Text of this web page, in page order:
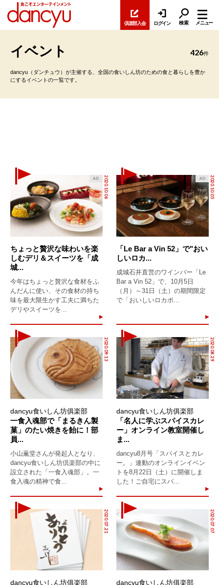
倶楽部入会 ログイン 検索 メニュー
イベント
dancyu（ダンチュウ）が主催する、全国の食いしん坊のための食と暮らしを豊か
にするイベントの一覧です。
426件
2020.10.06
AD
ちょっと贅沢な味わいを楽
しむデリ＆スイーツを「成
城...
今年はちょっと贅沢な食材をふ
んだんに使い、その食材の持ち
味を最大限生かす工夫に満ちた
デリやスイーツを...
2020.10.05
AD
「Le Bar a Vin 52」で"おい
しいロカ...
成城石井直営のワインバー「Le
Bar a Vin 52」で、10月5日
（月）～31日（土）の期間限定
で「おいしいロカボ...
2020.09.13
dancyu食いしん坊俱楽部
一食入魂部で「まるきん製
菓」のたい焼きを飴に！部
員...
小山薫堂さんが発起人となり、
dancyu食いしん坊倶楽部の中に
設立された「一食入魂部」。一
食入魂の精神で食...
2020.08.29
dancyu食いしん坊俱楽部
「名人に学ぶスパイスカレ
ー」オンライン教室開催し
ま...
dancyu8月号「スパイスとカレ
ー。」連動のオンラインイベン
トを8月22日（土）に開催しま
した！ご自宅にスパ...
2020.07.21
dancyu食いしん坊俱楽部
2020.07.07
dancyu食いしん坊俱楽部